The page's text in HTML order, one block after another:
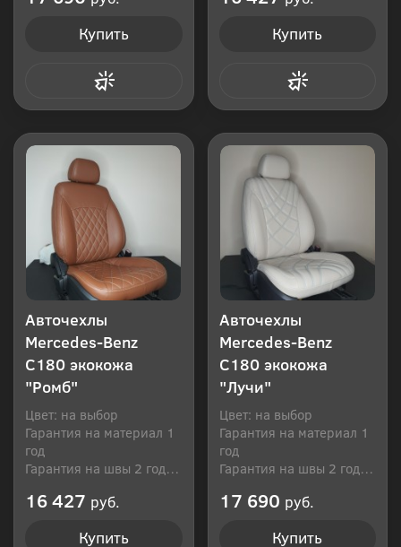
Купить Купить
Авточехлы
Mercedes-Benz
C180 экокожа
"Ромб"
Цвет: на выбор
Гарантия на материал 1
год
Гарантия на швы 2 года
16 427 руб.
Купить
Авточехлы
Mercedes-Benz
C180 экокожа
"Лучи"
Цвет: на выбор
Гарантия на материал 1
год
Гарантия на швы 2 года
17 690 руб.
Купить